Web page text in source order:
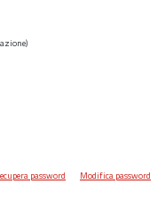
password Modifica password